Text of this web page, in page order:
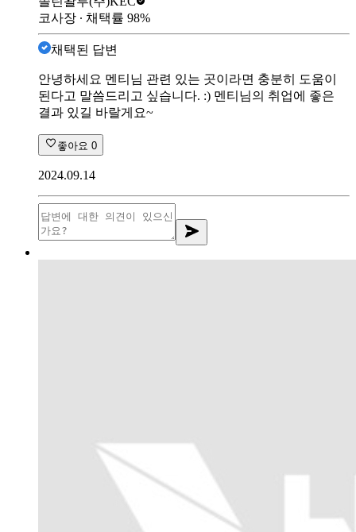
코사장 ∙ 채택률 98%
채택된 답변
안녕하세요 멘티님 관련 있는 곳이라면 충분히 도움이
된다고 말씀드리고 싶습니다. :) 멘티님의 취업에 좋은
결과 있길 바랄게요~
좋아요 0
2024.09.14